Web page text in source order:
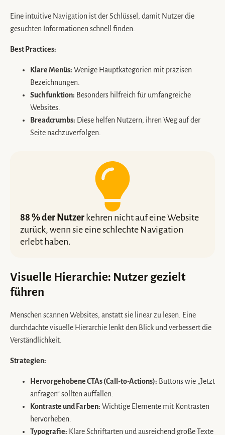
Eine intuitive Navigation ist der Schlüssel, damit Nutzer die
gesuchten Informationen schnell finden.
Best Practices:
Klare Menüs: Wenige Hauptkategorien mit präzisen
Bezeichnungen.
Suchfunktion: Besonders hilfreich für umfangreiche
Websites.
Breadcrumbs: Diese helfen Nutzern, ihren Weg auf der
Seite nachzuverfolgen.
88 % der Nutzer kehren nicht auf eine Website
zurück, wenn sie eine schlechte Navigation
erlebt haben.
Visuelle Hierarchie: Nutzer gezielt
führen
Menschen scannen Websites, anstatt sie linear zu lesen. Eine
durchdachte visuelle Hierarchie lenkt den Blick und verbessert die
Verständlichkeit.
Strategien:
Hervorgehobene CTAs (Call-to-Actions): Buttons wie „Jetzt
anfragen“ sollten auffallen.
Kontraste und Farben: Wichtige Elemente mit Kontrasten
hervorheben.
Typografie: Klare Schriftarten und ausreichend große Texte